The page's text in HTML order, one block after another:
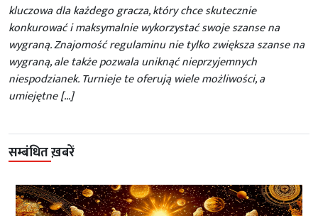
kluczowa dla każdego gracza, który chce skutecznie
konkurować i maksymalnie wykorzystać swoje szanse na
wygraną. Znajomość regulaminu nie tylko zwiększa szanse na
wygraną, ale także pozwala uniknąć nieprzyjemnych
niespodzianek. Turnieje te oferują wiele możliwości, a
umiejętne […]
सम्बंधित ख़बरें